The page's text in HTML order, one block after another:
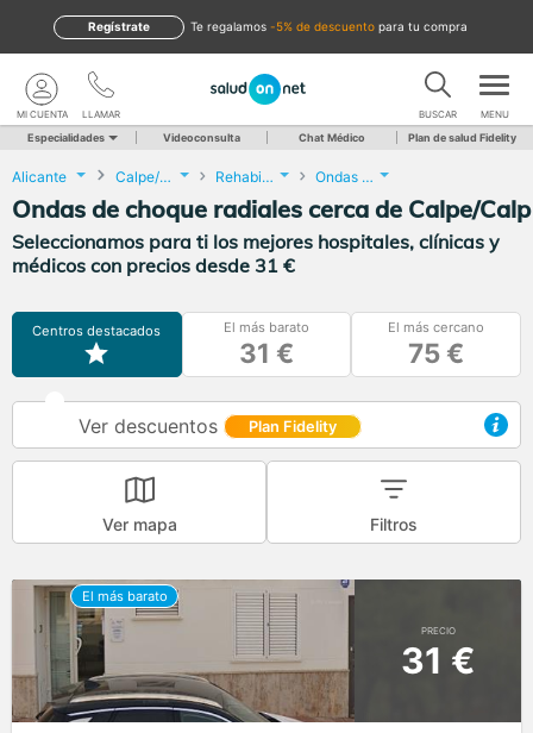
te regalamos -5% de descuento para tu compra
Regístrate
LLAMAR
MI CUENTA BUSCAR MENU
Especialidades Videoconsulta Chat Médico Plan de salud Fidelity
Alicante Calpe/Calp Rehabilitación Ondas de choque radiales
Ondas de choque radiales cerca de Calpe/Calp
Seleccionamos para ti los mejores hospitales, clínicas y
médicos con precios desde 31 €
Centros destacados El más barato
31 €
El más cercano
75 €
Ver descuentos Plan Fidelity
Ver mapa Filtros
PRECIO
31 €